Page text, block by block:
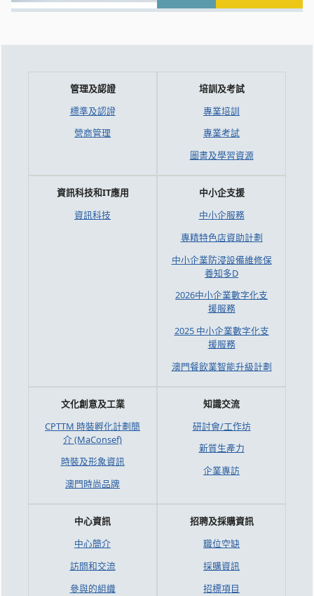
管理及認證
標準及認證
營商管理
培訓及考試
專業培訓
專業考試
圖書及學習資源
資訊科技和IT應用
資訊科技
中小企支援
中小企服務
專精特色店資助計劃
中小企業防浸設備維修保
養知多D
2026中小企業數字化支
援服務
2025 中小企業數字化支
援服務
澳門餐飲業智能升級計劃
文化創意及工業
CPTTM 時裝孵化計劃簡
介 (MaConsef)
時裝及形象資訊
澳門時尚品牌
知識交流
研討會/工作坊
新質生產力
企業專訪
中心資訊
中心簡介
訪問和交流
參與的組織
招聘及採購資訊
職位空缺
採購資訊
招標項目